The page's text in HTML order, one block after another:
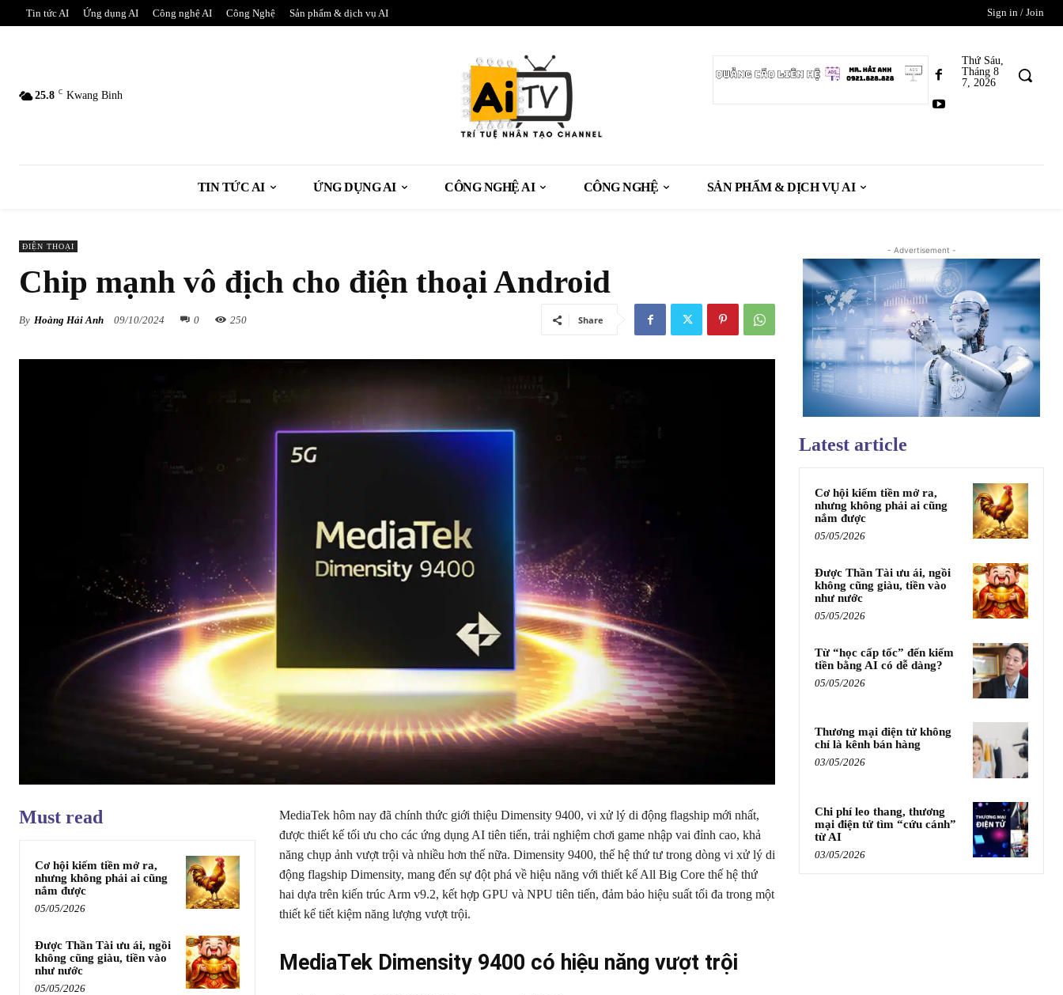
Tin tức AI Ứng dụng AI Công nghệ AI Công Nghệ Sản phẩm & dịch vụ AI Sign in / Join
25.8 C Kwang Binh
Thứ Sáu,
Tháng 8
7, 2026
TIN TỨC AI ỨNG DỤNG AI CÔNG NGHỆ AI CÔNG NGHỆ SẢN PHẨM & DỊCH VỤ AI
ĐIỆN THOẠI
Chip mạnh vô địch cho điện thoại Android
By Hoàng Hải Anh 09/10/2024 0 250 Share
Must read
Cơ hội kiếm tiền mở ra,
nhưng không phải ai cũng
nắm được
05/05/2026
Được Thần Tài ưu ái, ngồi
không cũng giàu, tiền vào
như nước
05/05/2026
MediaTek hôm nay đã chính thức giới thiệu Dimensity 9400, vi xử lý di động flagship mới nhất,
được thiết kế tối ưu cho các ứng dụng AI tiên tiến, trải nghiệm chơi game nhập vai đỉnh cao, khả
năng chụp ảnh vượt trội và nhiều hơn thế nữa. Dimensity 9400, thế hệ thứ tư trong dòng vi xử lý di
động flagship Dimensity, mang đến sự đột phá về hiệu năng với thiết kế All Big Core thế hệ thứ
hai dựa trên kiến trúc Arm v9.2, kết hợp GPU và NPU tiên tiến, đảm bảo hiệu suất tối đa trong một
thiết kế tiết kiệm năng lượng vượt trội.
MediaTek Dimensity 9400 có hiệu năng vượt trội
- Advertisement -
Latest article
Cơ hội kiếm tiền mở ra,
nhưng không phải ai cũng
nắm được
05/05/2026
Được Thần Tài ưu ái, ngồi
không cũng giàu, tiền vào
như nước
05/05/2026
Từ “học cấp tốc” đến kiếm
tiền bằng AI có dễ dàng?
05/05/2026
Thương mại điện tử không
chỉ là kênh bán hàng
03/05/2026
Chi phí leo thang, thương
mại điện tử tìm “cứu cánh”
từ AI
03/05/2026